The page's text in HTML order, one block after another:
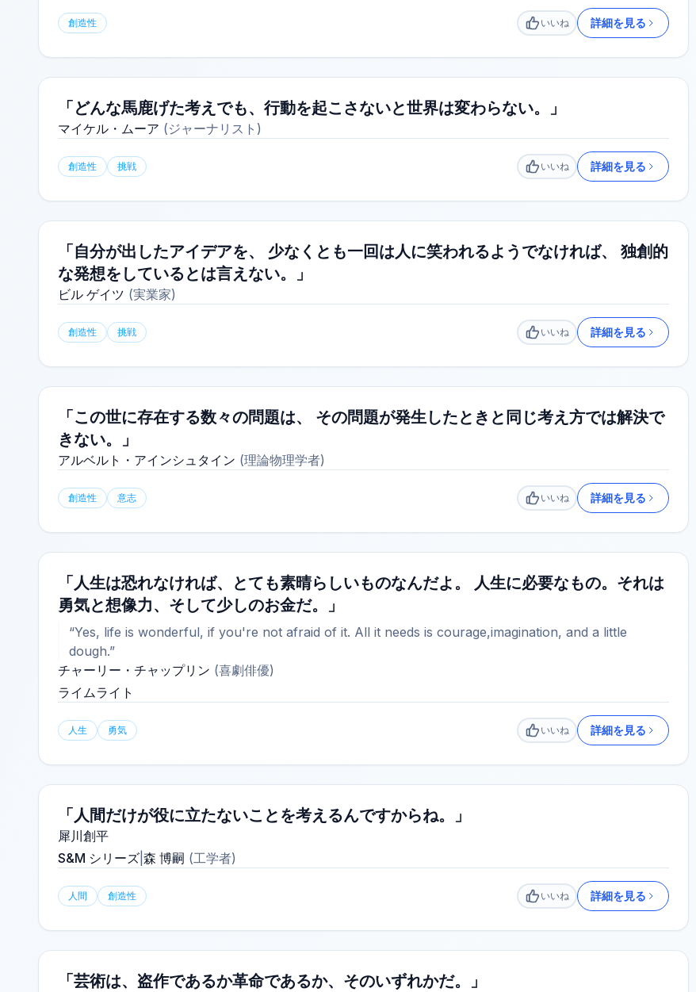
創造性 いいね
いいね 詳細を見る
「どんな馬鹿げた考えでも、行動を起こさないと世界は変わらない。」
マイケル・ムーア (ジャーナリスト )
創造性 挑戦 いいね
いいね 詳細を見る
「自分が出したアイデアを、 少なくとも一回は人に笑われるようでなければ、 独創的
な発想をしているとは言えない。」
ビル ゲイツ (実業家)
創造性 挑戦 いいね
いいね 詳細を見る
「この世に存在する数々の問題は、 その問題が発生したときと同じ考え方では解決で
きない。」
アルベルト・アインシュタイン (理論物理学者)
創造性 意志 いいね
いいね 詳細を見る
「人生は恐れなければ、とても素晴らしいものなんだよ。 人生に必要なもの。それは
勇気と想像力、そして少しのお金だ。」
“Yes, life is wonderful, if you're not afraid of it. All it needs is courage,imagination, and a little
dough.”
チャーリー・チャップリン (喜劇俳優)
ライムライト
人生 勇気 いいね
いいね 詳細を見る
「人間だけが役に立たないことを考えるんですからね。」
犀川創平
S&M シリーズ 森 博嗣 (工学者)
人間 創造性 いいね
いいね 詳細を見る
「芸術は、盗作であるか革命であるか、そのいずれかだ。」